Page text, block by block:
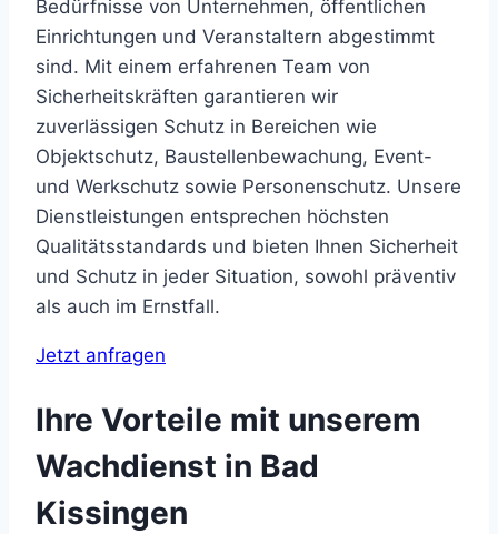
Bedürfnisse von Unternehmen, öffentlichen
Einrichtungen und Veranstaltern abgestimmt
sind. Mit einem erfahrenen Team von
Sicherheitskräften garantieren wir
zuverlässigen Schutz in Bereichen wie
Objektschutz, Baustellenbewachung, Event-
und Werkschutz sowie Personenschutz. Unsere
Dienstleistungen entsprechen höchsten
Qualitätsstandards und bieten Ihnen Sicherheit
und Schutz in jeder Situation, sowohl präventiv
als auch im Ernstfall.
Jetzt anfragen
Ihre Vorteile mit unserem
Wachdienst in Bad
Kissingen